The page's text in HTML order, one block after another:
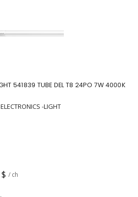
541839 TUBE DEL T8 24PO 7W 4000K
-LIGHT
/ ch